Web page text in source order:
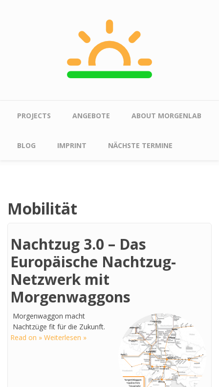
Main menu
PROJECTS ANGEBOTE ABOUT MORGENLAB
BLOG IMPRINT NÄCHSTE TERMINE
Mobilität
Nachtzug 3.0 – Das
Europäische Nachtzug-
Netzwerk mit
Morgenwaggons
Morgenwaggon macht
Nachtzüge fit für die Zukunft.
Read on » Weiterlesen »